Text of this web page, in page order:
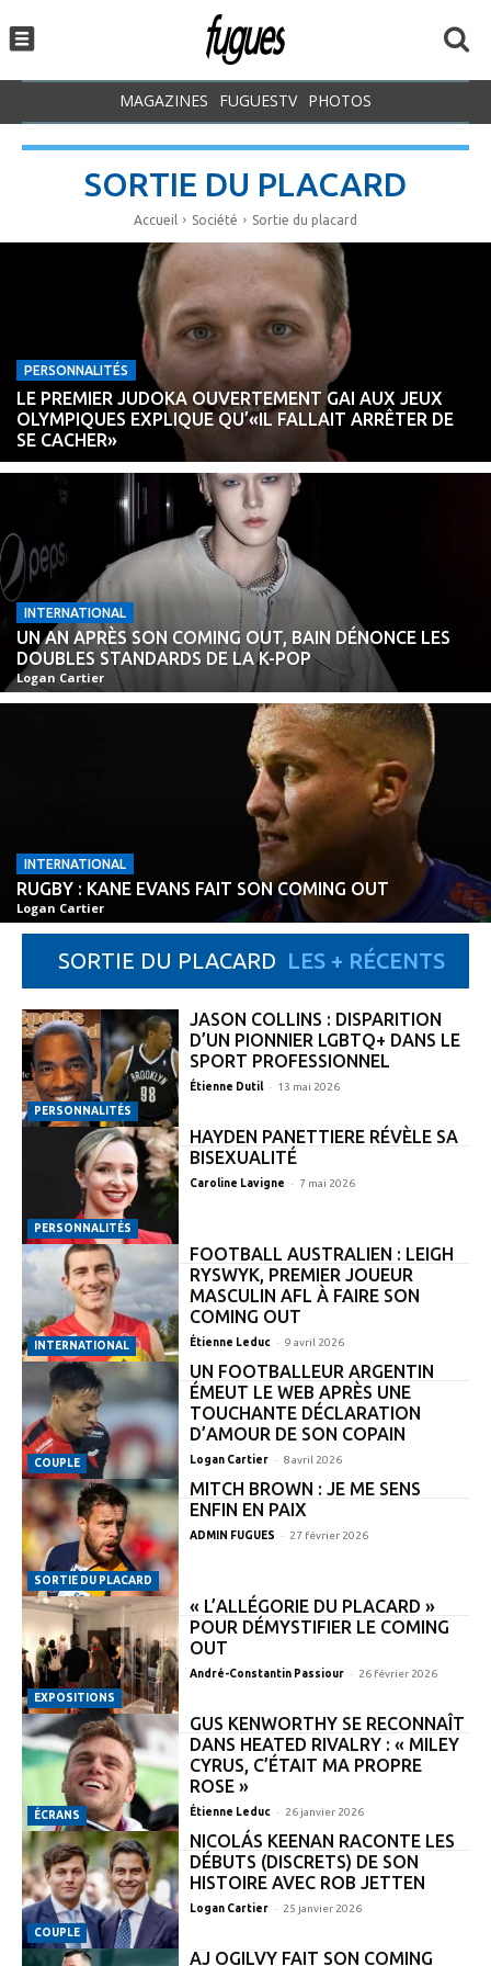
MAGAZINES FUGUESTV PHOTOS
SORTIE DU PLACARD
Accueil Société Sortie du placard
PERSONNALITÉS
LE PREMIER JUDOKA OUVERTEMENT GAI AUX JEUX
OLYMPIQUES EXPLIQUE QU’«IL FALLAIT ARRÊTER DE
SE CACHER»
INTERNATIONAL
UN AN APRÈS SON COMING OUT, BAIN DÉNONCE LES
DOUBLES STANDARDS DE LA K-POP
Logan Cartier
INTERNATIONAL
RUGBY : KANE EVANS FAIT SON COMING OUT
Logan Cartier
SORTIE DU PLACARD LES + RÉCENTS
PERSONNALITÉS
JASON COLLINS : DISPARITION
D’UN PIONNIER LGBTQ+ DANS LE
SPORT PROFESSIONNEL
Étienne Dutil - 13 mai 2026
PERSONNALITÉS
HAYDEN PANETTIERE RÉVÈLE SA
BISEXUALITÉ
Caroline Lavigne - 7 mai 2026
INTERNATIONAL
FOOTBALL AUSTRALIEN : LEIGH
RYSWYK, PREMIER JOUEUR
MASCULIN AFL À FAIRE SON
COMING OUT
Étienne Leduc - 9 avril 2026
COUPLE
UN FOOTBALLEUR ARGENTIN
ÉMEUT LE WEB APRÈS UNE
TOUCHANTE DÉCLARATION
D’AMOUR DE SON COPAIN
Logan Cartier - 8 avril 2026
SORTIE DU PLACARD
MITCH BROWN : JE ME SENS
ENFIN EN PAIX
ADMIN FUGUES - 27 février 2026
EXPOSITIONS
« L’ALLÉGORIE DU PLACARD »
POUR DÉMYSTIFIER LE COMING
OUT
André-Constantin Passiour - 26 février 2026
ÉCRANS
GUS KENWORTHY SE RECONNAÎT
DANS HEATED RIVALRY : « MILEY
CYRUS, C’ÉTAIT MA PROPRE
ROSE »
Étienne Leduc - 26 janvier 2026
COUPLE
NICOLÁS KEENAN RACONTE LES
DÉBUTS (DISCRETS) DE SON
HISTOIRE AVEC ROB JETTEN
Logan Cartier - 25 janvier 2026
AJ OGILVY FAIT SON COMING